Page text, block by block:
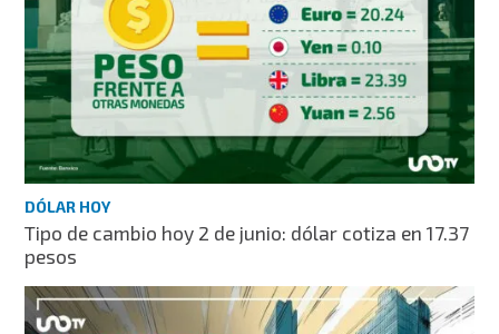
DÓLAR HOY
Tipo de cambio hoy 2 de junio: dólar cotiza en 17.37
pesos